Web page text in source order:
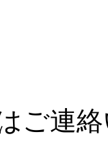
ご連